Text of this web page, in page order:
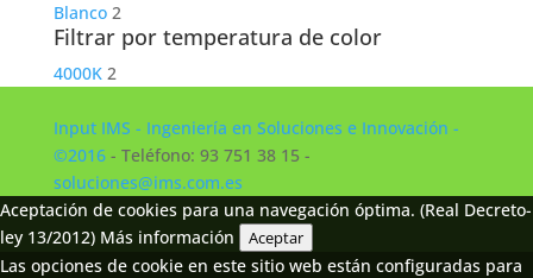
Blanco 2
Filtrar por temperatura de color
4000K 2
Input IMS - Ingeniería en Soluciones e Innovación -
©2016- Teléfono: 93 751 38 15 -
soluciones@ims.com.es
Aceptación de cookies para una navegación óptima. (Real Decreto-
ley 13/2012) Más información Aceptar
Las opciones de cookie en este sitio web están configuradas para